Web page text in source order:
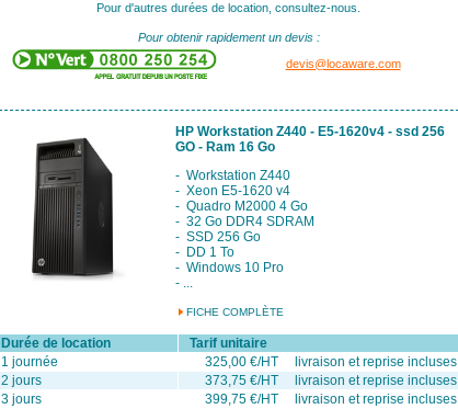
Pour d'autres durées de location, consultez-nous.
Pour obtenir rapidement un devis :
devis@locaware.com
HP Workstation Z440 - E5-1620v4 - ssd 256
GO - Ram 16 Go
- Workstation Z440
- Xeon E5-1620 v4
- Quadro M2000 4 Go
- 32 Go DDR4 SDRAM
- SSD 256 Go
- DD 1 To
- Windows 10 Pro
- ...
FICHE COMPLÈTE
Durée de location
Tarif unitaire
1 journée
325,00 €/HT livraison et reprise incluses
2 jours
373,75 €/HT livraison et reprise incluses
3 jours
399,75 €/HT livraison et reprise incluses